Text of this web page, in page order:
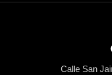
Calle San